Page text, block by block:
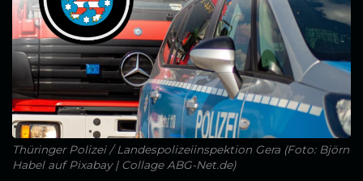
Thüringer Polizei / Landespolizeiinspektion Gera (Foto: Björn
Habel auf Pixabay | Collage ABG-Net.de)